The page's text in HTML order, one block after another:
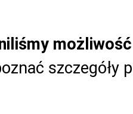
szczegóły